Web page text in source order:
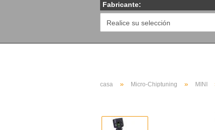
Fabricante:
casa » Micro-Chiptuning » MINI